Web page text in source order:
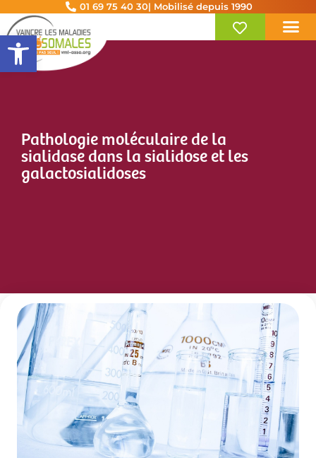
Ouvrir la barre d’outils
01 69 75 40 30| Mobilisé depuis 1990
Pathologie moléculaire de la
sialidase dans la sialidose et les
galactosialidoses